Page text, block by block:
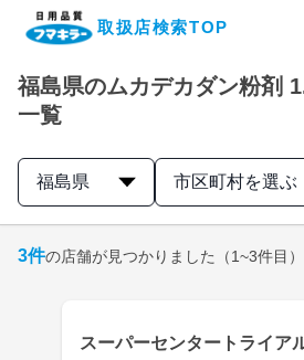
取扱店検索TOP
企業・IR情報サイト
製品情報サイト
取扱店検索はこちら
福島県のムカデカダン粉剤
一覧
福島県 市区町村を選ぶ
3件の店舗が見つかりました （1~3件目）
スーパーセンタートライア